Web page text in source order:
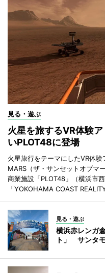
見る・遊ぶ
火星を旅するVR体験
いPLOT48に登場
火星旅行をテーマにしたVR体
MARS（ザ・サンセットオブマ
商業施設「PLOT48」（横浜市
「YOKOHAMA COAST
見る・遊ぶ
横浜赤レンガ
ト」 サンタ